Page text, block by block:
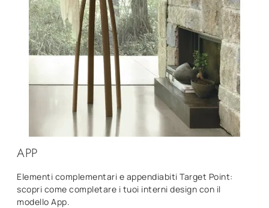
APP
Elementi complementari e appendiabiti Target Point:
scopri come completare i tuoi interni design con il
modello App.